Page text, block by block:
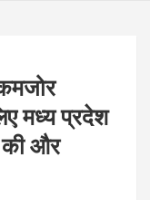
मध्य प्रदेश
की और